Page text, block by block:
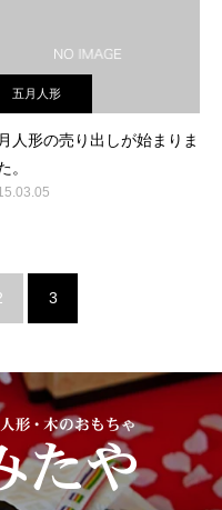
五月人形
人形の売り出しが始まりま
。
3